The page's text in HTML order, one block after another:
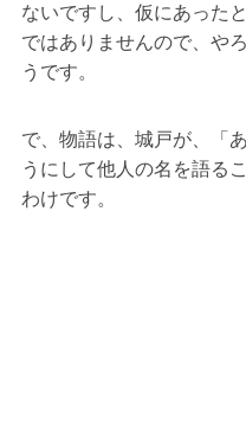
ないですし、仮にあった
ではありませんので、や
うです。
で、物語は、城戸が、「
うにして他人の名を語る
わけです。